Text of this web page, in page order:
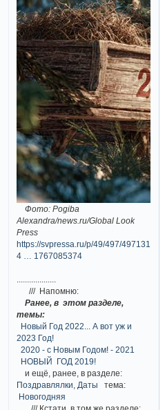
Фото: Pogiba
Alexandra/news.ru/Global Look
Press
https://svpressa.ru/p/49/497/497131/l-
4 … 1767085374
/// Напомню:
Ранее, в этом разделе,
темы:
Новый Год 2022... А вот уж и
2023 Год!
2020 - с Новым Годом! - 2021
НОВЫЙ ГОД 2019!
и ещё, ранее, в разделе:
Поздравлялки, Даты тема:
Новогодняя